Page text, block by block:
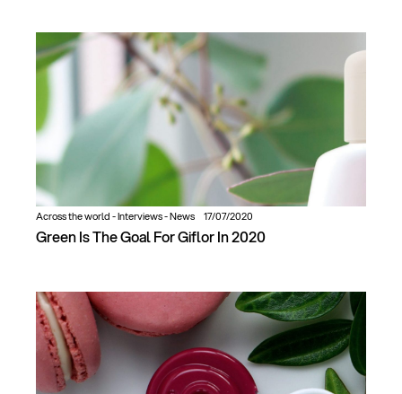
Across the world-Interviews-News 17/07/2020
Green Is The Goal For Giflor In 2020